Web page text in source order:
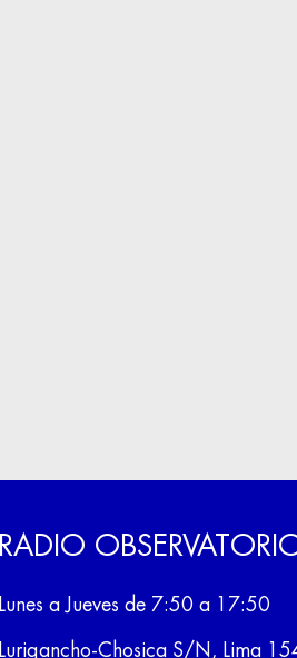
RADIO
Lunes a Jueves de 7:50 a 17:50
Lurigancho-Chosica S/N, Lima